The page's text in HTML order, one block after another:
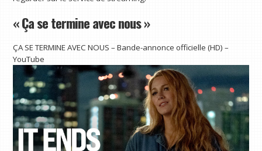
« Ça se termine avec nous »
ÇA SE TERMINE AVEC NOUS – Bande-annonce officielle (HD) –
YouTube